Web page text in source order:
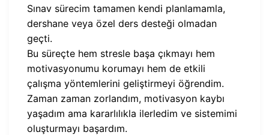
Sınav sürecim tamamen kendi planlamamla,
dershane veya özel ders desteği olmadan
geçti.
Bu süreçte hem stresle başa çıkmayı hem
motivasyonumu korumayı hem de etkili
çalışma yöntemlerini geliştirmeyi öğrendim.
Zaman zaman zorlandım, motivasyon kaybı
yaşadım ama kararlılıkla ilerledim ve sistemimi
oluşturmayı başardım.